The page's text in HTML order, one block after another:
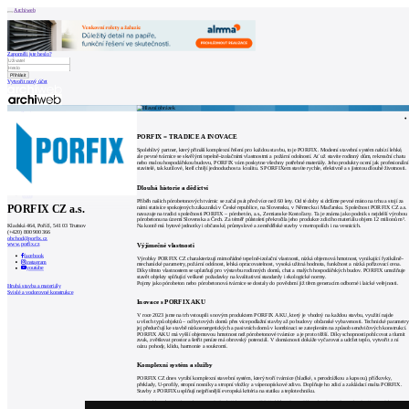
Archiweb
Zapoměli jste heslo?
Vytvořit nový účet
Stavby
Katalog
E-shop
Burza práce
PORFIX CZ a.s.
Kladská 464, Poříčí, 541 03 Trutnov
(+420) 800 900 366
obchod@porfix.cz
www.porfix.cz
facebook
instagram
youtube
Hrubá stavba a materiály
Svislé a vodorovné konstrukce
PORFIX = TRADICE A INOVACE
Spolehlivý partner, který přináší komplexní řešení pro každou stavbu, to je PORFIX. Moderní stavební systém nabízí lehké,
ale pevné tvárnice se skvělými tepelně-izolačními vlastnostmi a požární odolností. Ať už stavíte rodinný dům, rekreační chatu
nebo malou hospodářskou budovu, PORFIX vám poskytne všechny potřebné materiály. Jeho produkty ocení jak profesionální
stavitelé, tak kutilové, kteří chtějí jednoduchost a kvalitu. S PORFIXem stavíte rychle, efektivně a s jistotou dlouhé životnosti.
Dlouhá historie a dědictví
Příběh našich pórobetonových tvárnic se začal psát před více než 60 lety. Od té doby si držíme pevné místo na trhu a stojí za
námi statisíce spokojených zákazníků v České republice, na Slovensku, v Německu i Maďarsku. Společnost PORFIX CZ a.s.
navazuje na tradici společnosti PORFIX – pórobetón, a.s., Zemianske Kostoľany. Ta je známa jako podnik s nejdelší výrobou
pórobetonu na území Slovenska a Čech. Za téměř půlstoletí překročila jeho produkce zdicího materiálu objem 12 milionů m³.
Na kontě má bytové jednotky i občanské, průmyslové a zemědělské stavby v metropolích i na vesnicích.
Výjimečné vlastnosti
Výrobky PORFIX CZ charakterizují mimořádné tepelně-izolační vlastnosti, nízká objemová hmotnost, vynikající fyzikálně-
mechanické parametry, požární odolnost, lehká opracovatelnost, vysoká užitná hodnota, funkčnost a nízká pořizovací cena.
Díky těmto vlastnostem se uplatňují pro výstavbu rodinných domů, chat a malých hospodářských budov. PORFIX umožňuje
stavět objekty splňující veškeré požadavky na kvalitativní standardy i ekologické normy.
Pojmy jako pórobeton nebo pórobetonová tvárnice se dostaly do povědomí již třem generacím odborné i laické veřejnosti.
Inovace s PORFIX AKU
V roce 2023 jsme na trh vstoupili s novým produktem PORFIX AKU, který je vhodný na každou stavbu, využití najde
u všech typů objektů – od bytových domů přes vícepodlažní stavby až po budovy občanské vybavenosti. Technické parametry
jej předurčují ke stavbě nízkoenergetických a pasivních domů v kombinaci se zateplením na způsob sendvičových konstrukcí.
PORFIX AKU má vyšší objemovou hmotnost než pórobetonové tvárnice a je proto těžší. Díky schopnosti pohlcovat a tlumit
zvuk, zvětšovat prostor a šetřit peníze má obrovský potenciál. V domácnosti dokáže vyčarovat a udržet teplo, vytvořit z ní
oázu pohody, klidu, harmonie a soukromí.
Komplexní systém a služby
PORFIX CZ dnes vyrábí komplexní stavební systém, který tvoří tvárnice (hladké, s perodrážkou a kapsou), příčkovky,
překlady, U-profily, stropní nosníky a stropní vložky a vápenopískové zdivo. Doplňuje ho zdicí a zakládací malta PORFIX.
Stavby z PORFIXu splňují nejpřísnější evropská kritéria na statiku a teplotechniku.